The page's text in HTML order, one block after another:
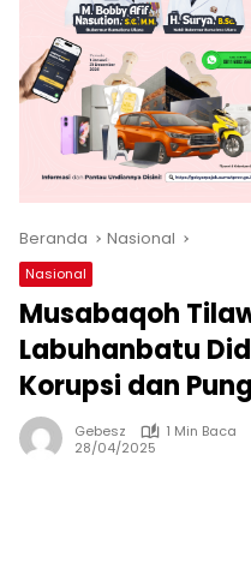
Beranda Nasional
Nasional
Musabaqoh
Labuhanbatu
Korupsi dan
Gebesz
1 Min Baca
28/04/2025